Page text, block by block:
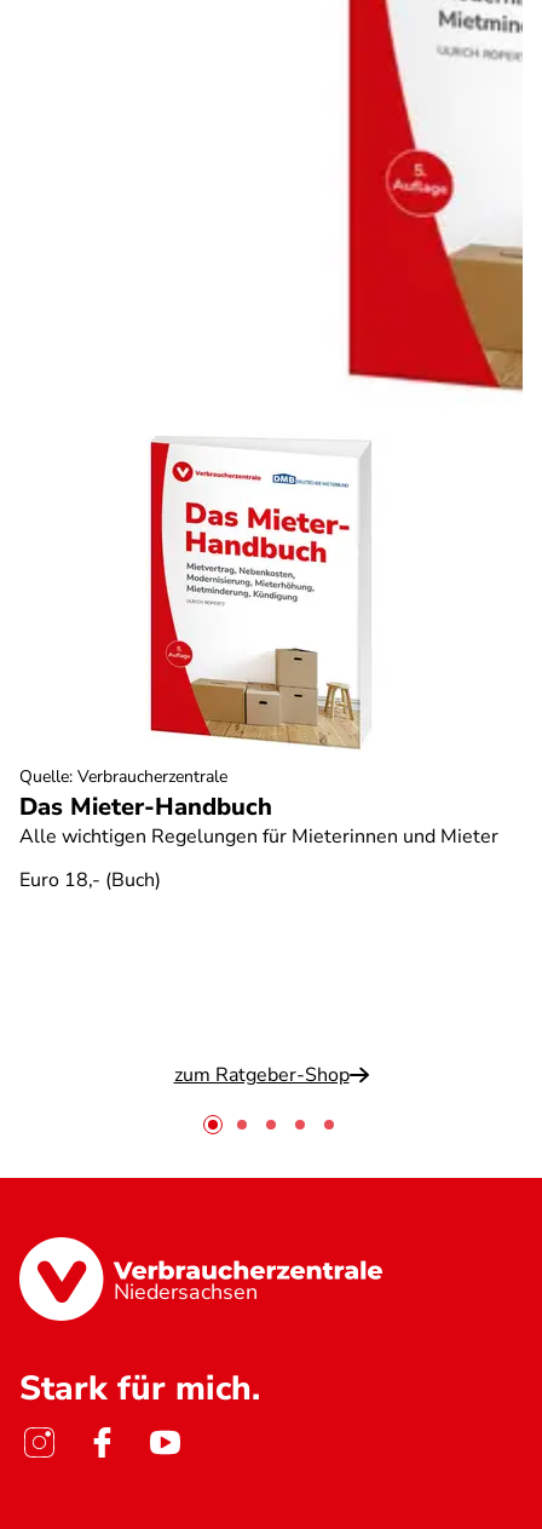
Das Mieter-Handbuch
Alle wichtigen Regelungen für Mieterinnen und Mieter
Euro 18,- (Buch)
zum Ratgeber-Shop
Quelle: Verbraucherzentrale
Niedersachsen
Stark für mich.